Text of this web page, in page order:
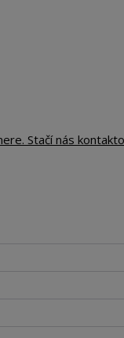
Stačí nás